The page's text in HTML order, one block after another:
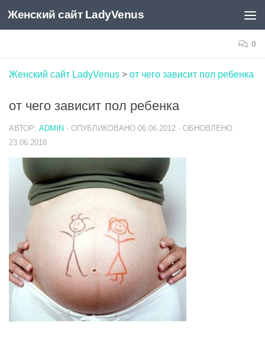
Skip to content
Женский сайт LadyVenus
0
Женский сайт LadyVenus > от чего зависит пол ребенка
от чего зависит пол ребенка
АВТОР: ADMIN · ОПУБЛИКОВАНО 06.06.2012 · ОБНОВЛЕНО
23.06.2018